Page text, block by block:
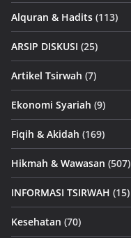
Alquran & Hadits (113)
ARSIP DISKUSI (25)
Artikel Tsirwah (7)
Ekonomi Syariah (9)
Fiqih & Akidah (169)
Hikmah & Wawasan (507)
INFORMASI TSIRWAH (15)
Kesehatan (70)